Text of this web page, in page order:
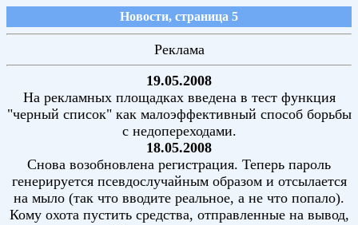
Новости, страница 5
Реклама
19.05.2008
На рекламных площадках введена в тест функция
"черный список" как малоэффективный способ борьбы
с недопереходами.
18.05.2008
Снова возобновлена регистрация. Теперь пароль
генерируется псевдослучайным образом и отсылается
на мыло (так что вводите реальное, а не что попало).
Кому охота пустить средства, отправленные на вывод,